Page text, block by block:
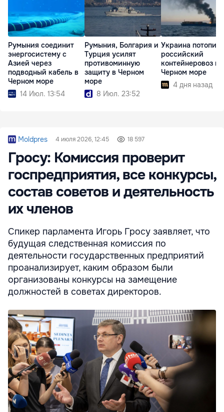
Румыния соединит
энергосистему с
Азией через
подводный кабель в
Черном море
14 Июл. 13:54
Румыния, Болгария и
Турция усилят
противоминную
защиту в Черном
море
8 Июл. 23:52
Украина потопила
российский
контейнеровоз в
Черном море
4 дня назад
Moldpres 4 июля 2026, 12:45 18 597
Гросу: Комиссия проверит
госпредприятия, все конкурсы,
состав советов и деятельность
их членов
Спикер парламента Игорь Гросу заявляет, что
будущая следственная комиссия по
деятельности государственных предприятий
проанализирует, каким образом были
организованы конкурсы на замещение
должностей в советах директоров.